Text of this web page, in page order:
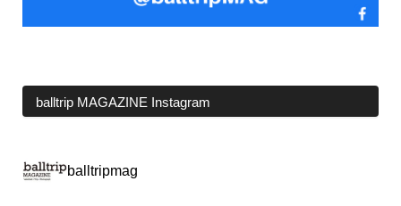
balltrip MAGAZINE Instagram
balltripmag